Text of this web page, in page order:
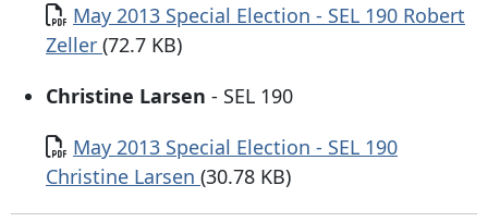
Documento
May 2013 Special Election - SEL 190 Robert
Zeller (72.7 KB)
Christine Larsen - SEL 190
Documento
May 2013 Special Election - SEL 190
Christine Larsen (30.78 KB)